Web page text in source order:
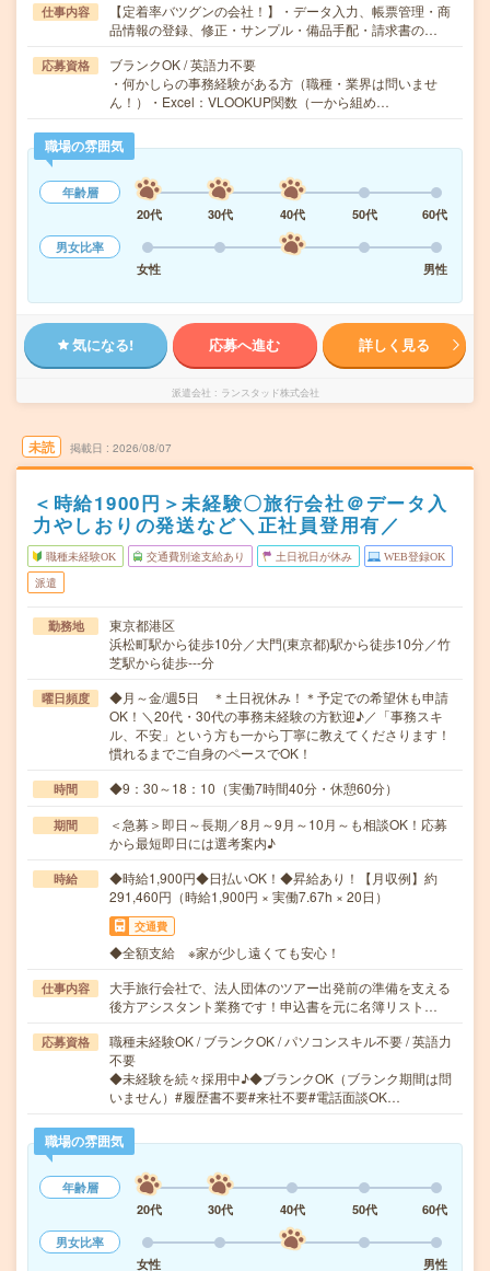
仕事内容
【定着率バツグンの会社！】・データ入力、帳票管理・商
品情報の登録、修正・サンプル・備品手配・請求書の…
応募資格
ブランクOK / 英語力不要
・何かしらの事務経験がある方（職種・業界は問いませ
ん！）・Excel：VLOOKUP関数（一から組め…
職場の雰囲気
年齢層
20代
30代 40代 50代
60代
男女比率
女性
男性
気になる! 応募へ進む 詳しく見る
派遣会社 ランスタッド株式会社
未読 掲載日 2026/08/07
＜時給1900円＞未経験〇旅行会社＠データ入
力やしおりの発送など＼正社員登用有／
職種未経験OK 交通費別途支給あり 土日祝日が休み WEB登録OK
派遣
勤務地
東京都港区
浜松町駅から徒歩10分／大門(東京都)駅から徒歩10分／竹
芝駅から徒歩---分
曜日頻度
◆月～金/週5日 ＊土日祝休み！＊予定での希望休も申請
OK！＼20代・30代の事務未経験の方歓迎♪／「事務スキ
ル、不安」という方も一から丁寧に教えてくださります！
慣れるまでご自身のペースでOK！
時間 ◆9：30～18：10（実働7時間40分・休憩60分）
期間
＜急募＞即日～長期／8月～9月～10月～も相談OK！応募
から最短即日には選考案内♪
時給
◆時給1,900円◆日払いOK！◆昇給あり！【月収例】約
291,460円（時給1,900円 × 実働7.67h × 20日）
交通費
◆全額支給 ※家が少し遠くても安心！
仕事内容
大手旅行会社で、法人団体のツアー出発前の準備を支える
後方アシスタント業務です！申込書を元に名簿リスト…
応募資格
職種未経験OK / ブランクOK / パソコンスキル不要 / 英語力
不要
◆未経験を続々採用中♪◆ブランクOK（ブランク期間は問
いません）#履歴書不要#来社不要#電話面談OK…
職場の雰囲気
年齢層
20代
30代 40代 50代
60代
男女比率
女性
男性